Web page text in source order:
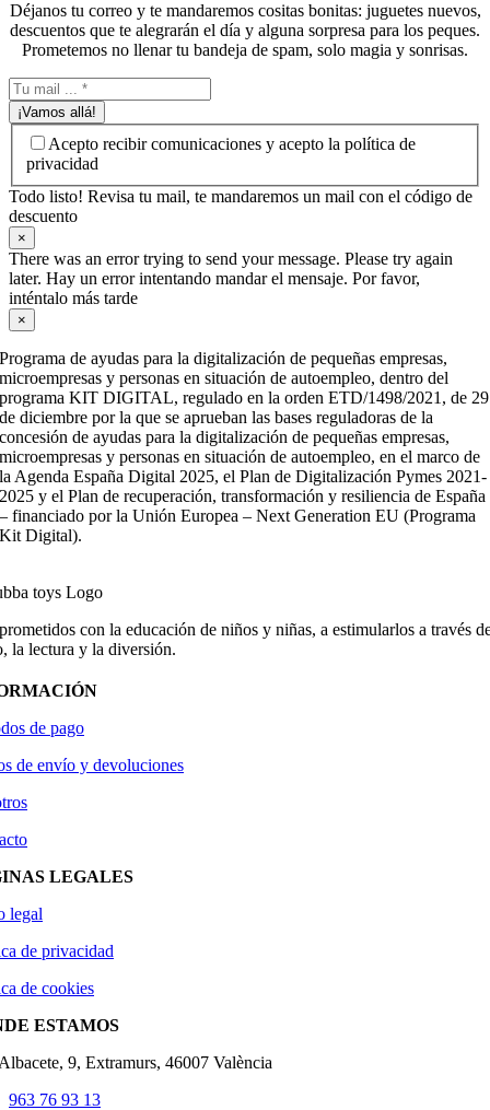
Déjanos tu correo y te mandaremos cositas bonitas: juguetes nuevos,
descuentos que te alegrarán el día y alguna sorpresa para los peques.
Prometemos no llenar tu bandeja de spam, solo magia y sonrisas.
¡Vamos allá!
Acepto recibir comunicaciones y acepto la política de
privacidad
Todo listo! Revisa tu mail, te mandaremos un mail con el código de
descuento
×
There was an error trying to send your message. Please try again
later. Hay un error intentando mandar el mensaje. Por favor,
inténtalo más tarde
×
Programa de ayudas para la digitalización de pequeñas empresas,
microempresas y personas en situación de autoempleo, dentro del
programa KIT DIGITAL, regulado en la orden ETD/1498/2021, de 29
de diciembre por la que se aprueban las bases reguladoras de la
concesión de ayudas para la digitalización de pequeñas empresas,
microempresas y personas en situación de autoempleo, en el marco de
la Agenda España Digital 2025, el Plan de Digitalización Pymes 2021-
2025 y el Plan de recuperación, transformación y resiliencia de España
– financiado por la Unión Europea – Next Generation EU (Programa
Kit Digital).
con la educación de niños y niñas, a estimularlos a través
la lectura y la diversión.
de pago
de envío y devoluciones
LEGALES
legal
de privacidad
de cookies
ESTAMOS
9, Extramurs, 46007 València
963 76 93 13